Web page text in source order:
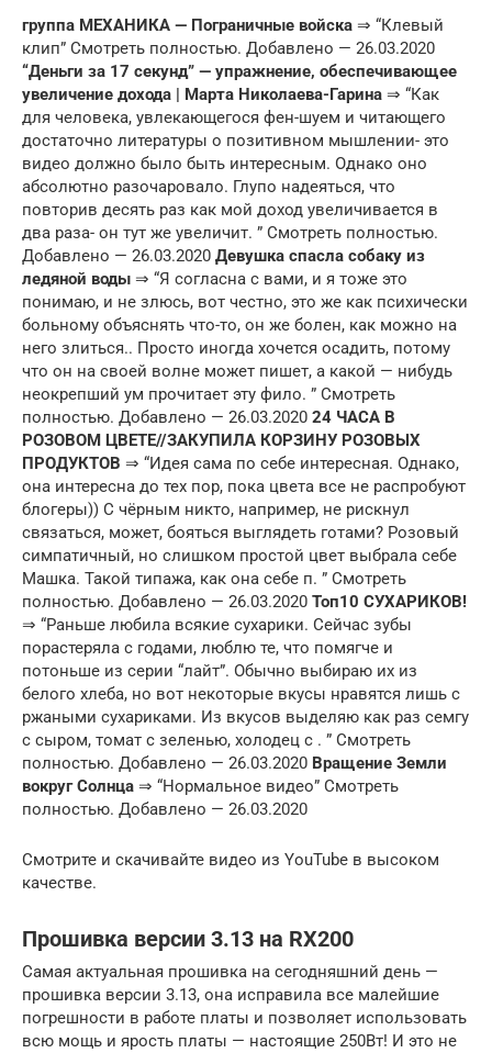
группа МЕХАНИКА — Пограничные войска ⇒ “Клевый
клип” Смотреть полностью. Добавлено — 26.03.2020
“Деньги за 17 секунд” — упражнение, обеспечивающее
увеличение дохода | Марта Николаева-Гарина ⇒ “Как
для человека, увлекающегося фен-шуем и читающего
достаточно литературы о позитивном мышлении- это
видео должно было быть интересным. Однако оно
абсолютно разочаровало. Глупо надеяться, что
повторив десять раз как мой доход увеличивается в
два раза- он тут же увеличит. ” Смотреть полностью.
Добавлено — 26.03.2020 Девушка спасла собаку из
ледяной воды ⇒ “Я согласна с вами, и я тоже это
понимаю, и не злюсь, вот честно, это же как психически
больному объяснять что-то, он же болен, как можно на
него злиться.. Просто иногда хочется осадить, потому
что он на своей волне может пишет, а какой — нибудь
неокрепший ум прочитает эту фило. ” Смотреть
полностью. Добавлено — 26.03.2020 24 ЧАСА В
РОЗОВОМ ЦВЕТЕ//ЗАКУПИЛА КОРЗИНУ РОЗОВЫХ
ПРОДУКТОВ ⇒ “Идея сама по себе интересная. Однако,
она интересна до тех пор, пока цвета все не распробуют
блогеры)) С чёрным никто, например, не рискнул
связаться, может, бояться выглядеть готами? Розовый
симпатичный, но слишком простой цвет выбрала себе
Машка. Такой типажа, как она себе п. ” Смотреть
полностью. Добавлено — 26.03.2020 Топ10 СУХАРИКОВ!
⇒ “Раньше любила всякие сухарики. Сейчас зубы
порастеряла с годами, люблю те, что помягче и
потоньше из серии “лайт”. Обычно выбираю их из
белого хлеба, но вот некоторые вкусы нравятся лишь с
ржаными сухариками. Из вкусов выделяю как раз семгу
с сыром, томат с зеленью, холодец с . ” Смотреть
полностью. Добавлено — 26.03.2020 Вращение Земли
вокруг Солнца ⇒ “Нормальное видео” Смотреть
полностью. Добавлено — 26.03.2020
Смотрите и скачивайте видео из YouTube в высоком
качестве.
Прошивка версии 3.13 на RX200
Самая актуальная прошивка на сегодняшний день —
прошивка версии 3.13, она исправила все малейшие
погрешности в работе платы и позволяет использовать
всю мощь и ярость платы — настоящие 250Вт! И это не